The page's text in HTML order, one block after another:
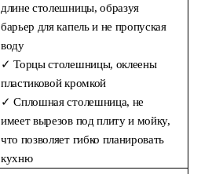
длине столешницы, образуя
барьер для капель и не пропуская
воду
✓ Торцы столешницы, оклеены
пластиковой кромкой
✓ Сплошная столешница, не
имеет вырезов под плиту и мойку,
что позволяет гибко планировать
кухню